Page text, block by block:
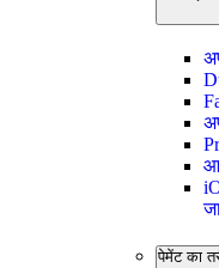
पेमेंट का